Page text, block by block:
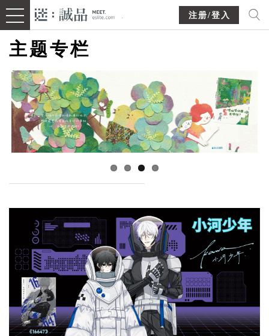
注册/登入
主题专栏